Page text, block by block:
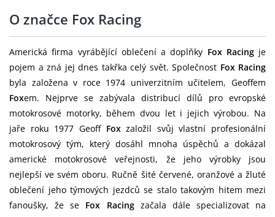
O značce Fox Racing
Americká firma vyrábějící oblečení a doplňky Fox Racingje
pojem a zná jej dnes takřka celý svět. Společnost Fox Racing
byla založena v roce 1974 univerzitním učitelem, Geoffem
Foxem. Nejprve se zabývala distribucí dílů pro evropské
motokrosové motorky, během dvou let i jejich výrobou. Na
jaře roku 1977 Geoff Foxzaložil svůj vlastní profesionální
motokrosový tým, který dosáhl mnoha úspěchů a dokázal
americké motokrosové veřejnosti, že jeho výrobky jsou
nejlepší ve svém oboru. Ručně šité červené, oranžové a žluté
oblečení jeho týmových jezdců se stalo takovým hitem mezi
fanoušky, že se Fox Racingzačala dále specializovat na